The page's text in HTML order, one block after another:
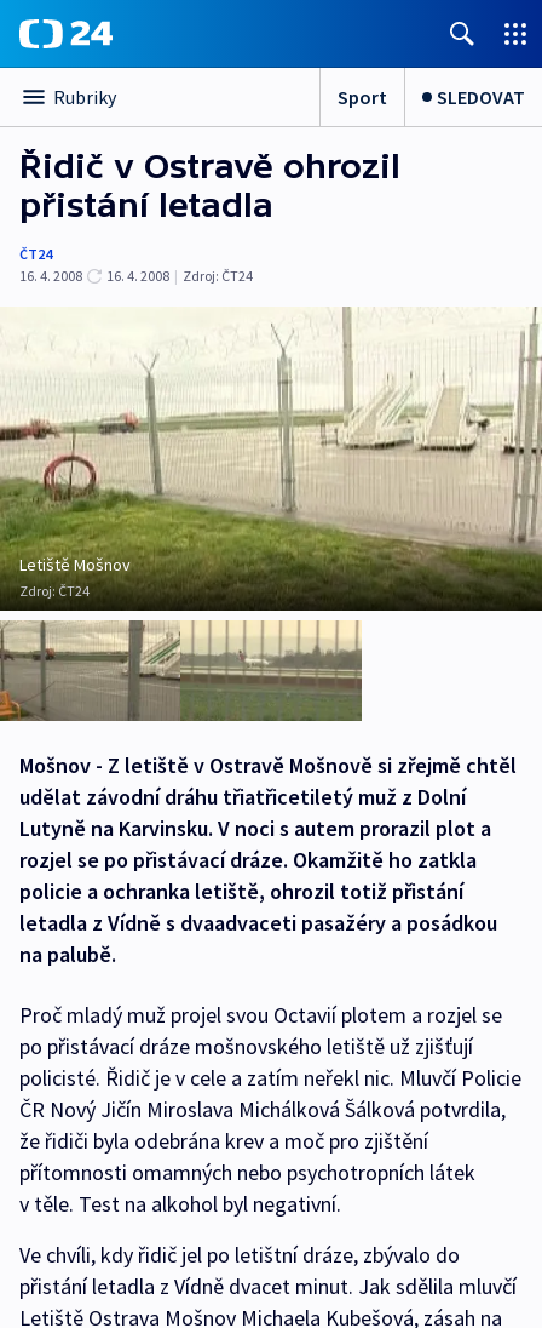
Rubriky Sport SLEDOVAT
Řidič v Ostravě ohrozil
přistání letadla
ČT24
16. 4. 2008
16. 4. 2008 | Zdroj: ČT24
Letiště Mošnov
Zdroj:ČT24
Mošnov - Z letiště v Ostravě Mošnově si zřejmě chtěl
udělat závodní dráhu třiatřicetiletý muž z Dolní
Lutyně na Karvinsku. V noci s autem prorazil plot a
rozjel se po přistávací dráze. Okamžitě ho zatkla
policie a ochranka letiště, ohrozil totiž přistání
letadla z Vídně s dvaadvaceti pasažéry a posádkou
na palubě.
Proč mladý muž projel svou Octavií plotem a rozjel se
po přistávací dráze mošnovského letiště už zjišťují
policisté. Řidič je v cele a zatím neřekl nic. Mluvčí Policie
ČR Nový Jičín Miroslava Michálková Šálková potvrdila,
že řidiči byla odebrána krev a moč pro zjištění
přítomnosti omamných nebo psychotropních látek
v těle. Test na alkohol byl negativní.
Ve chvíli, kdy řidič jel po letištní dráze, zbývalo do
přistání letadla z Vídně dvacet minut. Jak sdělila mluvčí
Letiště Ostrava Mošnov Michaela Kubešová, zásah na